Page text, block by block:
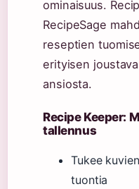
ominaisuus.
RecipeSage
reseptien
erityisen
ansiosta.
Recipe Keeper:
tallennus
Tukee
tuontia